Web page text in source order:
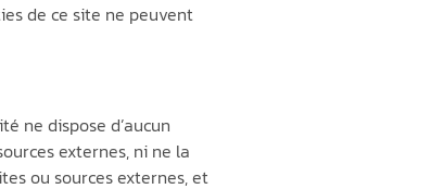
de ce site ne peuvent
ne dispose d’aucun
externes, ni ne la
ou sources externes, et